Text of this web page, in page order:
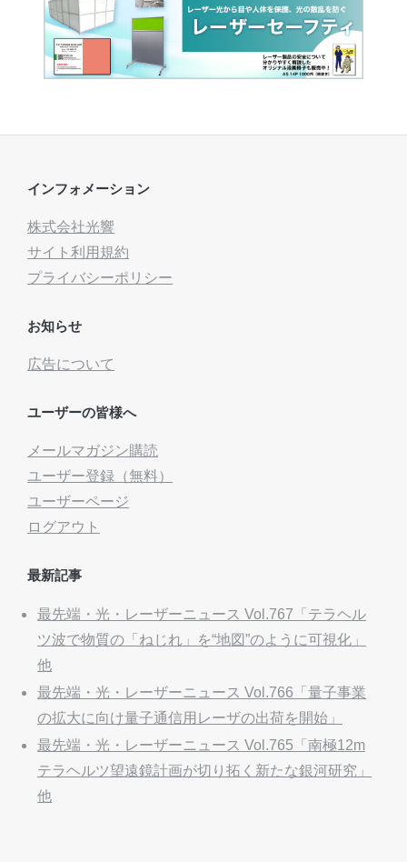
インフォメーション
株式会社光響
サイト利用規約
プライバシーポリシー
お知らせ
広告について
ユーザーの皆様へ
メールマガジン購読
ユーザー登録（無料）
ユーザーページ
ログアウト
最新記事
最先端・光・レーザーニュース Vol.767「テラヘル
ツ波で物質の「ねじれ」を“地図”のように可視化」
他
最先端・光・レーザーニュース Vol.766「量子事業
の拡大に向け量子通信用レーザの出荷を開始」
最先端・光・レーザーニュース Vol.765「南極12m
テラヘルツ望遠鏡計画が切り拓く新たな銀河研究」
他